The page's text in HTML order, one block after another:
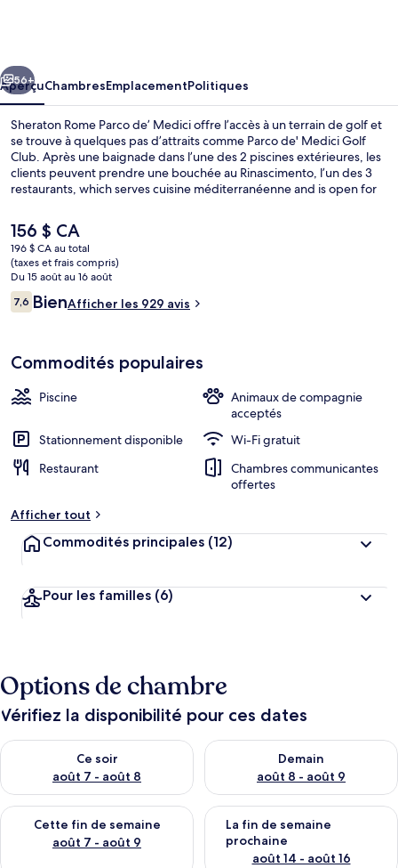
de’
Medici
Suivant
56+
AperçuChambresEmplacementPolitiques
Sheraton Rome Parco de’ Medici offre l’accès à un terrain de golf et
se trouve à quelques pas d’attraits comme Parco de' Medici Golf
Club. Après une baignade dans l’une des 2 piscines extérieures, les
clients peuvent prendre une bouchée au Rinascimento, l’un des 3
restaurants, which serves cuisine méditerranéenne and is open for
offertes à cet hôtel de style méditerranéen figurent 2 bars attenants
à la piscine, un centre d’entraînement physique et piscine
extérieure en saison. Le personnel serviable et l’état général de
l’hébergement sont des éléments très prisés par les voyageurs.
Le
prix
actuel
est
de 156 $ CA
156 $ CA
196 $ CA au total
(taxes et frais compris)
Du 15 août au 16 août
Avis
7,67,6 sur 10 –
BienAfficher les 929 avis
Commodités populaires
Piscine
Animaux de compagnie
acceptés
Stationnement disponible
Wi-Fi gratuit
Restaurant
Chambres communicantes
offertes
Afficher tout
Commodités principales (12)
Pour les familles (6)
Options de chambre
Vérifiez la disponibilité pour ces dates
Ce soir
août 7 - août 8
Vérifier la disponibilité pour ce soir août 7 - août 8
Demain
août 8 - août 9
Vérifier la disponibilité pour
Cette fin de semaine
août 7 - août 9
Vérifier la disponibilité pour cette fin de semaine août 7 -
La fin de semaine
prochaine
août 14 - août 16
Vérifier la disponibilité pour